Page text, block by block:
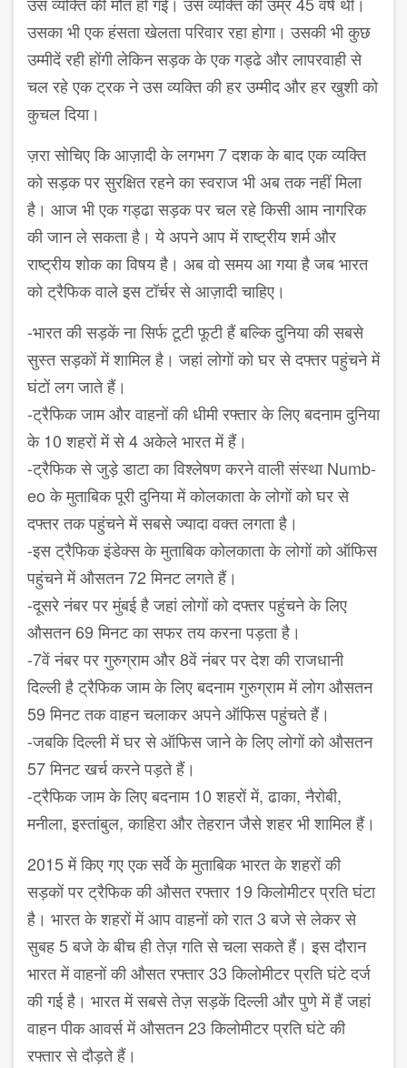
उसका भी एक हंसता खेलता परिवार रहा होगा। उसकी भी कुछ
उम्मीदें रही होंगी लेकिन सड़क के एक गड्ढे और लापरवाही से
चल रहे एक ट्रक ने उस व्यक्ति की हर उम्मीद और हर खुशी को
कुचल दिया।
ज़रा सोचिए कि आज़ादी के लगभग 7 दशक के बाद एक व्यक्ति
को सड़क पर सुरक्षित रहने का स्वराज भी अब तक नहीं मिला
है। आज भी एक गड्ढा सड़क पर चल रहे किसी आम नागरिक
की जान ले सकता है। ये अपने आप में राष्ट्रीय शर्म और
राष्ट्रीय शोक का विषय है। अब वो समय आ गया है जब भारत
को ट्रैफिक वाले इस टॉर्चर से आज़ादी चाहिए।
-भारत की सड़कें ना सिर्फ टूटी फूटी हैं बल्कि दुनिया की सबसे
सुस्त सड़कों में शामिल है। जहां लोगों को घर से दफ्तर पहुंचने में
घंटों लग जाते हैं।
-ट्रैफिक जाम और वाहनों की धीमी रफ्तार के लिए बदनाम दुनिया
के 10 शहरों में से 4 अकेले भारत में हैं।
-ट्रैफिक से जुड़े डाटा का विश्लेषण करने वाली संस्था Numb-
eo के मुताबिक पूरी दुनिया में कोलकाता के लोगों को घर से
दफ्तर तक पहुंचने में सबसे ज्यादा वक्त लगता है।
-इस ट्रैफिक इंडेक्स के मुताबिक कोलकाता के लोगों को ऑफिस
पहुंचने में औसतन 72 मिनट लगते हैं।
-दूसरे नंबर पर मुंबई है जहां लोगों को दफ्तर पहुंचने के लिए
औसतन 69 मिनट का सफर तय करना पड़ता है।
-7वें नंबर पर गुरुग्राम और 8वें नंबर पर देश की राजधानी
दिल्ली है ट्रैफिक जाम के लिए बदनाम गुरुग्राम में लोग औसतन
59 मिनट तक वाहन चलाकर अपने ऑफिस पहुंचते हैं।
-जबकि दिल्ली में घर से ऑफिस जाने के लिए लोगों को औसतन
57 मिनट खर्च करने पड़ते हैं।
-ट्रैफिक जाम के लिए बदनाम 10 शहरों में, ढाका, नैरोबी,
मनीला, इस्तांबुल, काहिरा और तेहरान जैसे शहर भी शामिल हैं।
2015 में किए गए एक सर्वे के मुताबिक भारत के शहरों की
सड़कों पर ट्रैफिक की औसत रफ्तार 19 किलोमीटर प्रति घंटा
है। भारत के शहरों में आप वाहनों को रात 3 बजे से लेकर से
सुबह 5 बजे के बीच ही तेज़ गति से चला सकते हैं। इस दौरान
भारत में वाहनों की औसत रफ्तार 33 किलोमीटर प्रति घंटे दर्ज
की गई है। भारत में सबसे तेज़ सड़कें दिल्ली और पुणे में हैं जहां
वाहन पीक आवर्स में औसतन 23 किलोमीटर प्रति घंटे की
रफ्तार से दौड़ते हैं।